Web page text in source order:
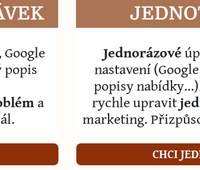
popis
a
Jednorázové
nastavení
popisy
rychle upravit
marketing.
CHCI